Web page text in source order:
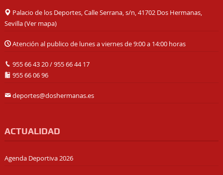
Palacio de los Deportes, Calle Serrana, s/n, 41702 Dos Hermanas,
Sevilla (Ver mapa)
Atención al publico de lunes a viernes de 9:00 a 14:00 horas
955 66 43 20/955 66 44 17
955 66 06 96
deportes@doshermanas.es
ACTUALIDAD
Agenda Deportiva 2026